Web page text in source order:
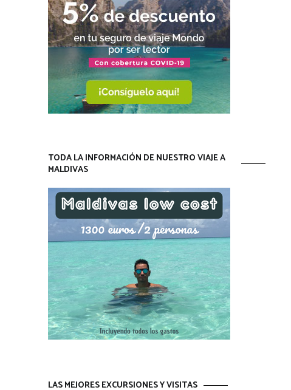
TODA LA INFORMACIÓN DE NUESTRO VIAJE A
MALDIVAS
LAS MEJORES EXCURSIONES Y VISITAS